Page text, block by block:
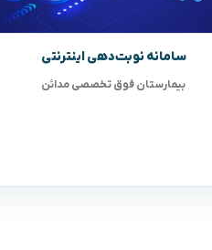
سامانه نوبت‌دهی اینترنتی
بیمارستان فوق تخصصی مدائن